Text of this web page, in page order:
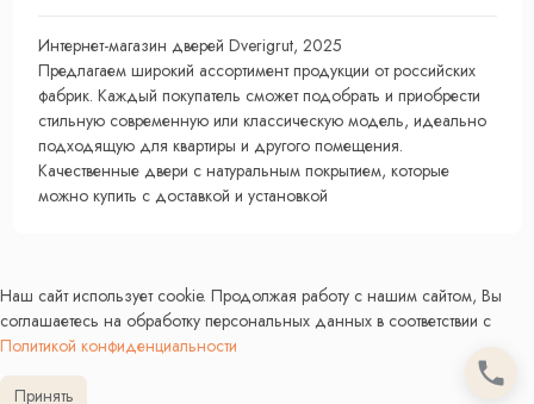
Интернет-магазин дверей Dverigrut, 2025
Предлагаем широкий ассортимент продукции от российских
фабрик. Каждый покупатель сможет подобрать и приобрести
стильную современную или классическую модель, идеально
подходящую для квартиры и другого помещения.
Качественные двери с натуральным покрытием, которые
можно купить с доставкой и установкой
Наш сайт использует cookie. Продолжая работу с нашим сайтом, Вы
соглашаетесь на обработку персональных данных в соответствии с
Политикой конфиденциальности
Принять